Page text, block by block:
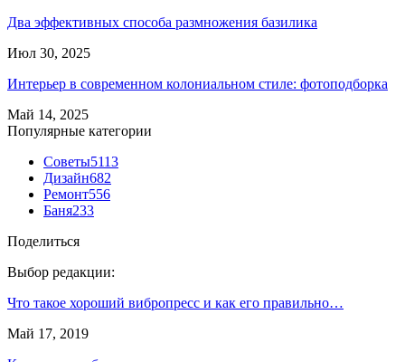
Два эффективных способа размножения базилика
Июл 30, 2025
Интерьер в современном колониальном стиле: фотоподборка
Май 14, 2025
Популярные категории
Советы5113
Дизайн682
Ремонт556
Баня233
Поделиться
Выбор редакции:
Что такое хороший вибропресс и как его правильно…
Май 17, 2019